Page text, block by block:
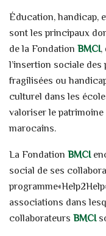
Éducation, handicap,
sont les principaux
de la Fondation BMCI,
l’insertion sociale des
fragilisées ou
culturel dans les
valoriser le
marocains.
La Fondation BMCI
social de ses
associations dans
collaborateurs BMCI